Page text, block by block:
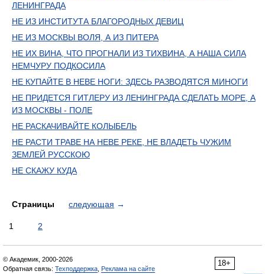
ЛЕНИНГРАДА
НЕ ИЗ ИНСТИТУТА БЛАГОРОДНЫХ ДЕВИЦ
НЕ ИЗ МОСКВЫ ВОЛЯ, А ИЗ ПИТЕРА
НЕ ИХ ВИНА, ЧТО ПРОГНАЛИ ИЗ ТИХВИНА, А НАША СИЛА
НЕМЧУРУ ПОДКОСИЛА
НЕ КУПАЙТЕ В НЕВЕ НОГИ: ЗДЕСЬ РАЗВОДЯТСЯ МИНОГИ
НЕ ПРИДЕТСЯ ГИТЛЕРУ ИЗ ЛЕНИНГРАДА СДЕЛАТЬ МОРЕ, А
ИЗ МОСКВЫ - ПОЛЕ
НЕ РАСКАЧИВАЙТЕ КОЛЫБЕЛЬ
НЕ РАСТИ ТРАВЕ НА НЕВЕ РЕКЕ, НЕ ВЛАДЕТЬ ЧУЖИМ
ЗЕМЛЕЙ РУССКОЮ
НЕ СКАЖУ КУДА
Страницы следующая →
1 2
18+
© Академик, 2000-2026
Обратная связь: Техподдержка Реклама на сайте